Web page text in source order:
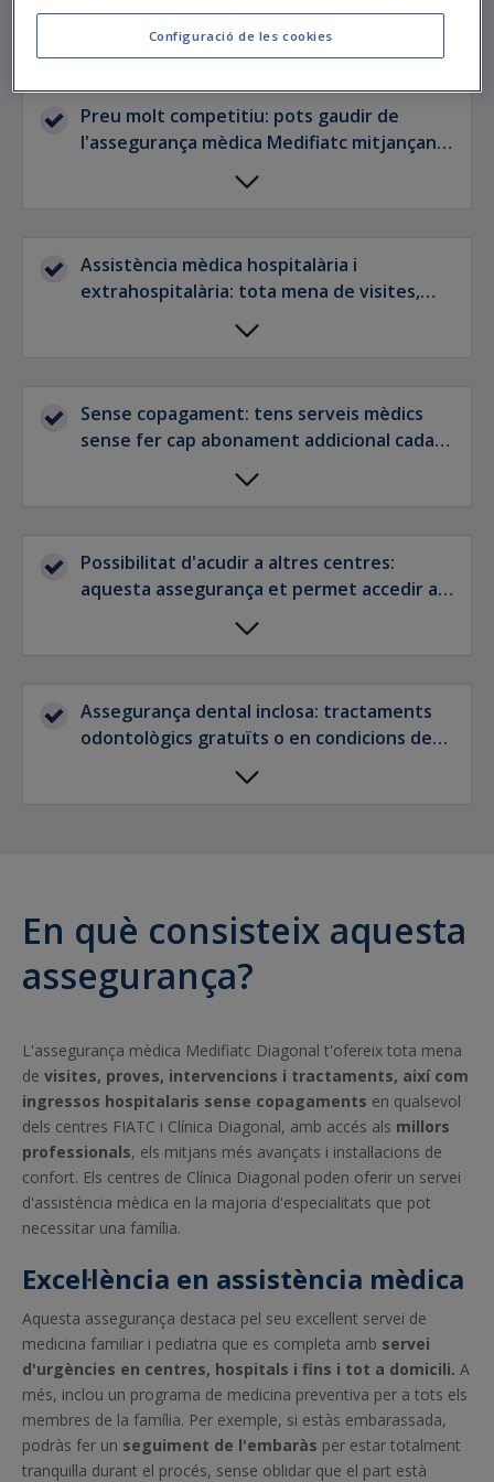
els millors professionals sanitaris i l'última
tecnologia per oferir-te un servei únic.
Preu molt competitiu: pots gaudir de
l'assegurança mèdica Medifiatc mitjançant
còmodes quotes, triant la forma de
pagament que millor s'adapti a la teva vida.
Assistència mèdica hospitalària i
extrahospitalària: tota mena de visites,
proves, intervencions i tractaments.
Sense copagament: tens serveis mèdics
sense fer cap abonament addicional cada
vegada que facis ús dels mateixos a través
de la Clínica Diagonal i els seus centres
Possibilitat d'acudir a altres centres:
aquesta assegurança et permet accedir a
més facultatius de la guia mèdica de FIATC
en la modalitat de copagament.
Assegurança dental inclosa: tractaments
odontològics gratuïts o en condicions de
preu avantatjosos.
En què consisteix aquesta
assegurança?
L'assegurança mèdica Medifiatc Diagonal t'ofereix tota mena
de visites, proves, intervencions i tractaments, així com
ingressos hospitalaris sense copagaments en qualsevol
dels centres FIATC i Clínica Diagonal, amb accés als millors
professionals, els mitjans més avançats i instal·lacions de
confort. Els centres de Clínica Diagonal poden oferir un servei
d'assistència mèdica en la majoria d'especialitats que pot
necessitar una família.
Excel·lència en assistència mèdica
Aquesta assegurança destaca pel seu excel·lent servei de
medicina familiar i pediatria que es completa amb servei
d'urgències en centres, hospitals i fins i tot a domicili. A
més, inclou un programa de medicina preventiva per a tots els
membres de la família. Per exemple, si estàs embarassada,
podràs fer un seguiment de l'embaràs per estar totalment
tranquil·la durant el procés, sense oblidar que el part està
Configuració de les cookies